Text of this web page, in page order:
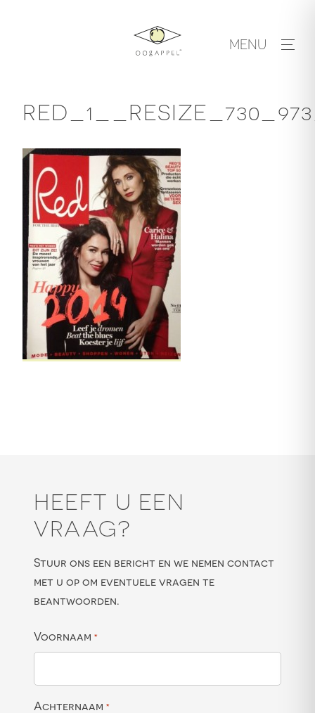
MENU
HEEFT U EEN
VRAAG?
Stuur ons een bericht en we nemen contact
met u op om eventuele vragen te
beantwoorden.
Voornaam *
Achternaam *